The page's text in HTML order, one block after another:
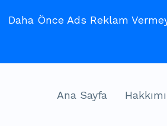
Daha Önce Ads Reklam
Ana Sayfa